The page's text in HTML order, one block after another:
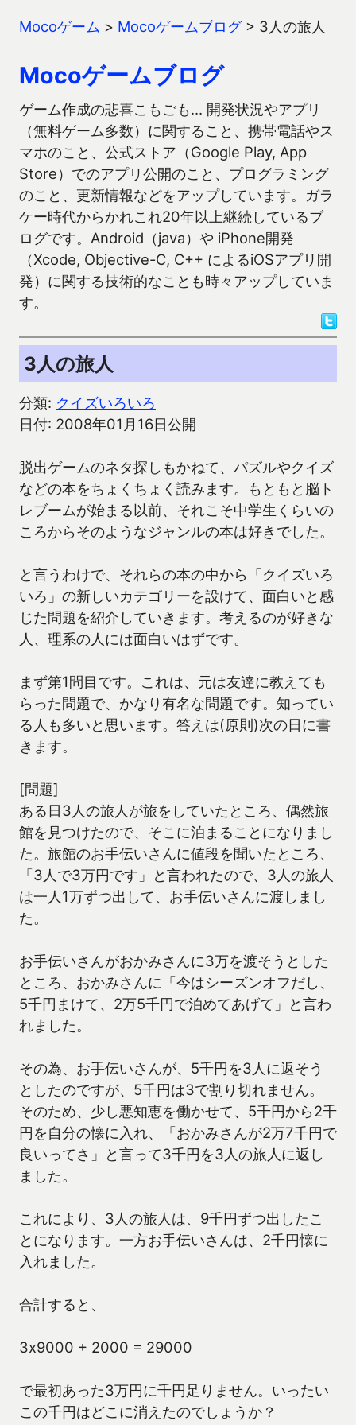
Mocoゲーム > Mocoゲームブログ> 3人の旅人
Mocoゲームブログ
ゲーム作成の悲喜こもごも… 開発状況やアプリ
（無料ゲーム多数）に関すること、携帯電話やス
マホのこと、公式ストア（Google Play, App
Store）でのアプリ公開のこと、プログラミング
のこと、更新情報などをアップしています。ガラ
ケー時代からかれこれ20年以上継続しているブ
ログです。Android（java）や iPhone開発
（Xcode, Objective-C, C++ によるiOSアプリ開
発）に関する技術的なことも時々アップしていま
す。
3人の旅人
分類: クイズいろいろ
日付: 2008年01月16日公開
脱出ゲームのネタ探しもかねて、パズルやクイズ
などの本をちょくちょく読みます。もともと脳ト
レブームが始まる以前、それこそ中学生くらいの
ころからそのようなジャンルの本は好きでした。
と言うわけで、それらの本の中から「クイズいろ
いろ」の新しいカテゴリーを設けて、面白いと感
じた問題を紹介していきます。考えるのが好きな
人、理系の人には面白いはずです。
まず第1問目です。これは、元は友達に教えても
らった問題で、かなり有名な問題です。知ってい
る人も多いと思います。答えは(原則)次の日に書
きます。
[問題]
ある日3人の旅人が旅をしていたところ、偶然旅
館を見つけたので、そこに泊まることになりまし
た。旅館のお手伝いさんに値段を聞いたところ、
「3人で3万円です」と言われたので、3人の旅人
は一人1万ずつ出して、お手伝いさんに渡しまし
た。
お手伝いさんがおかみさんに3万を渡そうとした
ところ、おかみさんに「今はシーズンオフだし、
5千円まけて、2万5千円で泊めてあげて」と言わ
れました。
その為、お手伝いさんが、5千円を3人に返そう
としたのですが、5千円は3で割り切れません。
そのため、少し悪知恵を働かせて、5千円から2千
円を自分の懐に入れ、「おかみさんが2万7千円で
良いってさ」と言って3千円を3人の旅人に返し
ました。
これにより、3人の旅人は、9千円ずつ出したこ
とになります。一方お手伝いさんは、2千円懐に
入れました。
合計すると、
3x9000 + 2000 = 29000
で最初あった3万円に千円足りません。いったい
この千円はどこに消えたのでしょうか？